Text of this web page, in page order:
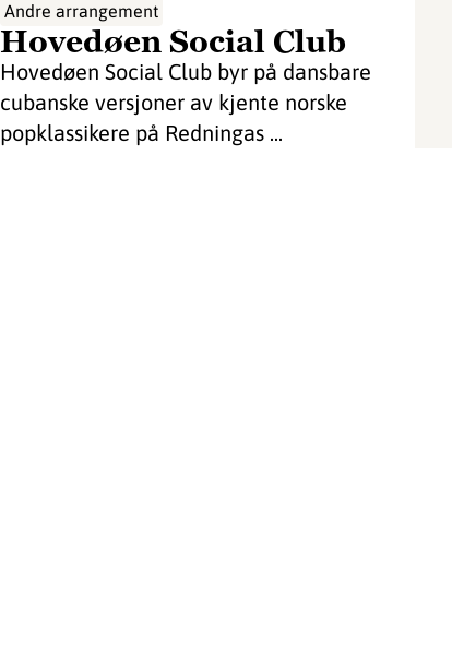
Andre arrangement
Hovedøen Social Club
Hovedøen Social Club byr på dansbare
cubanske versjoner av kjente norske
popklassikere på Redningas ...